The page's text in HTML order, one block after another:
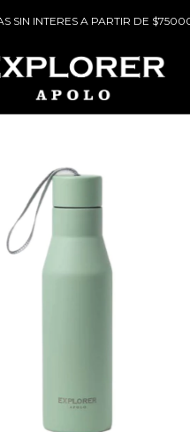
SIN INTERES A PARTIR DE